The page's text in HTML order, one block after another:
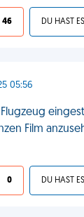
46
05:56
Film
0